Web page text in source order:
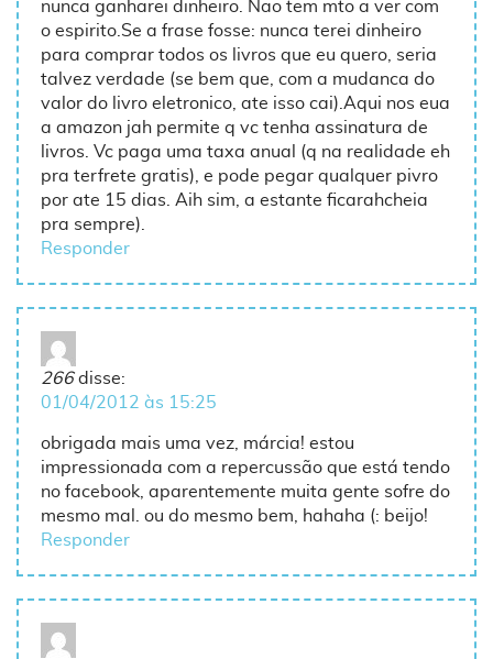
nunca ganharei dinheiro. Nao tem mto a ver com
o espirito.Se a frase fosse: nunca terei dinheiro
para comprar todos os livros que eu quero, seria
talvez verdade (se bem que, com a mudanca do
valor do livro eletronico, ate isso cai).Aqui nos eua
a amazon jah permite q vc tenha assinatura de
livros. Vc paga uma taxa anual (q na realidade eh
pra terfrete gratis), e pode pegar qualquer pivro
por ate 15 dias. Aih sim, a estante ficarahcheia
pra sempre).
Responder
266 disse:
01/04/2012 às 15:25
obrigada mais uma vez, márcia! estou
impressionada com a repercussão que está tendo
no facebook, aparentemente muita gente sofre do
mesmo mal. ou do mesmo bem, hahaha (: beijo!
Responder